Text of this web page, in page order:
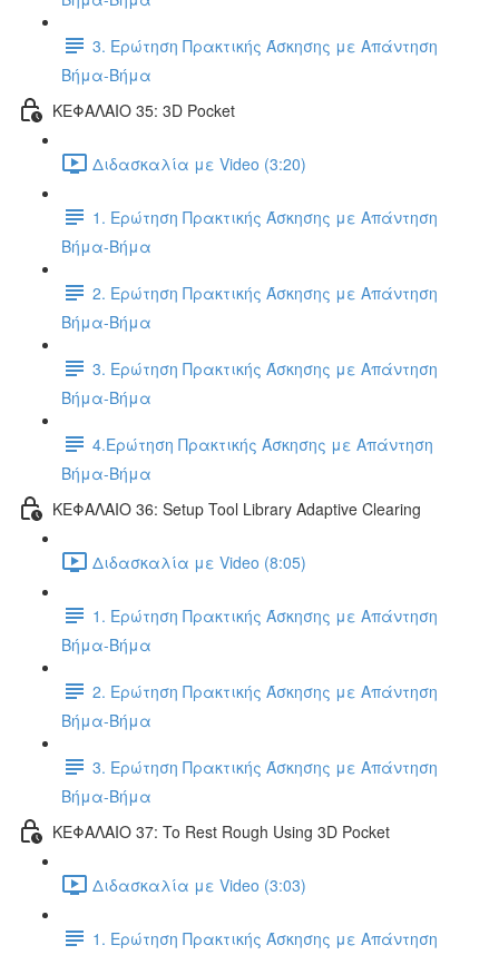
3. Ερώτηση Πρακτικής Άσκησης με Απάντηση
Βήμα-Βήμα
ΚΕΦΑΛΑΙΟ 35: 3D Pocket
Διδασκαλία με Video (3:20)
1. Ερώτηση Πρακτικής Άσκησης με Απάντηση
Βήμα-Βήμα
2. Ερώτηση Πρακτικής Άσκησης με Απάντηση
Βήμα-Βήμα
3. Ερώτηση Πρακτικής Άσκησης με Απάντηση
Βήμα-Βήμα
4.Ερώτηση Πρακτικής Άσκησης με Απάντηση
Βήμα-Βήμα
ΚΕΦΑΛΑΙΟ 36: Setup Tool Library Adaptive Clearing
Διδασκαλία με Video (8:05)
1. Ερώτηση Πρακτικής Άσκησης με Απάντηση
Βήμα-Βήμα
2. Ερώτηση Πρακτικής Άσκησης με Απάντηση
Βήμα-Βήμα
3. Ερώτηση Πρακτικής Άσκησης με Απάντηση
Βήμα-Βήμα
ΚΕΦΑΛΑΙΟ 37: To Rest Rough Using 3D Pocket
Διδασκαλία με Video (3:03)
1. Ερώτηση Πρακτικής Άσκησης με Απάντηση